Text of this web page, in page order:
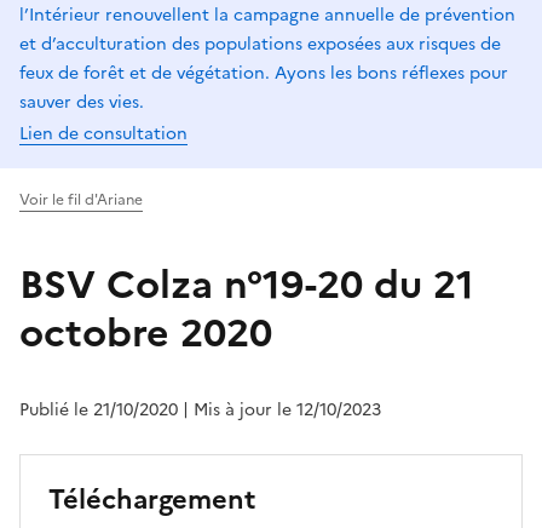
l’Intérieur renouvellent la campagne annuelle de prévention
et d’acculturation des populations exposées aux risques de
feux de forêt et de végétation. Ayons les bons réflexes pour
sauver des vies.
Lien de consultation
Voir le fil d'Ariane
BSV Colza n°19-20 du 21
octobre 2020
Publié le 21/10/2020 | Mis à jour le 12/10/2023
Téléchargement